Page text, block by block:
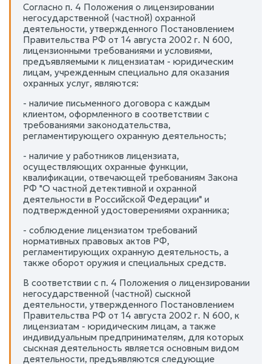
Согласно п. 4 Положения о лицензировании
негосударственной (частной) охранной
деятельности, утвержденного Постановлением
Правительства РФ от 14 августа 2002 г. N 600,
лицензионными требованиями и условиями,
предъявляемыми к лицензиатам - юридическим
лицам, учрежденным специально для оказания
охранных услуг, являются:
- наличие письменного договора с каждым
клиентом, оформленного в соответствии с
требованиями законодательства,
регламентирующего охранную деятельность;
- наличие у работников лицензиата,
осуществляющих охранные функции,
квалификации, отвечающей требованиям Закона
РФ "О частной детективной и охранной
деятельности в Российской Федерации" и
подтвержденной удостоверениями охранника;
- соблюдение лицензиатом требований
нормативных правовых актов РФ,
регламентирующих охранную деятельность, а
также оборот оружия и специальных средств.
В соответствии с п. 4 Положения о лицензировании
негосударственной (частной) сыскной
деятельности, утвержденного Постановлением
Правительства РФ от 14 августа 2002 г. N 600, к
лицензиатам - юридическим лицам, а также
индивидуальным предпринимателям, для которых
сыскная деятельность является основным видом
деятельности, предъявляются следующие